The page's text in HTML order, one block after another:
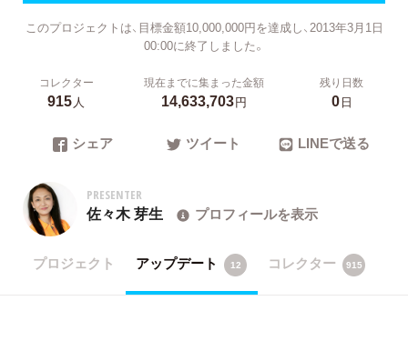
このプロジェクトは、目標金額10,000,000円を達成し、2013年3月1日
00:00に終了しました。
コレクター
915人
現在までに集まった金額
14,633,703円
残り日数
0日
シェア ツイート LINEで送る
PRESENTER
佐々木 芽生 プロフィールを表示
プロジェクト アップデート 12 コレクター 915